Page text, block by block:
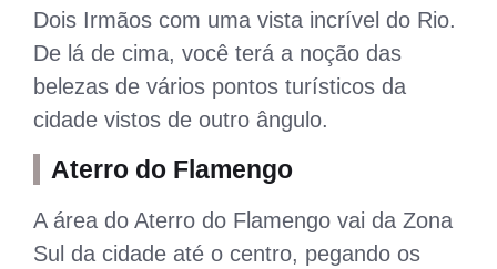
Dois Irmãos com uma vista incrível do Rio.
De lá de cima, você terá a noção das
belezas de vários pontos turísticos da
cidade vistos de outro ângulo.
Aterro do Flamengo
A área do Aterro do Flamengo vai da Zona
Sul da cidade até o centro, pegando os